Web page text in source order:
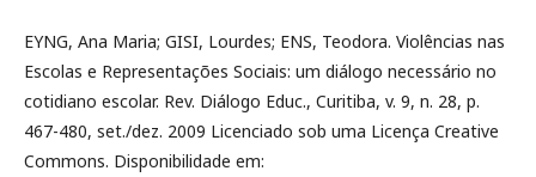
EYNG, Ana Maria; GISI, Lourdes; ENS, Teodora. Violências nas
Escolas e Representações Sociais: um diálogo necessário no
cotidiano escolar. Rev. Diálogo Educ., Curitiba, v. 9, n. 28, p.
467-480, set./dez. 2009 Licenciado sob uma Licença Creative
Commons. Disponibilidade em: